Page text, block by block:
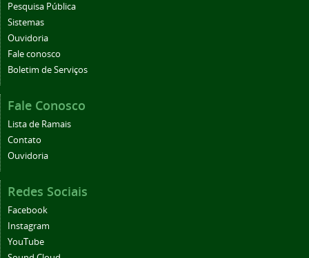
Pesquisa Pública
Sistemas
Ouvidoria
Fale conosco
Boletim de Serviços
Fale Conosco
Lista de Ramais
Contato
Ouvidoria
Redes Sociais
Facebook
Instagram
YouTube